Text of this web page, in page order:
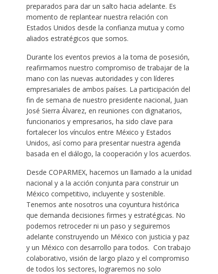
preparados para dar un salto hacia adelante. Es
momento de replantear nuestra relación con
Estados Unidos desde la confianza mutua y como
aliados estratégicos que somos.
Durante los eventos previos a la toma de posesión,
reafirmamos nuestro compromiso de trabajar de la
mano con las nuevas autoridades y con líderes
empresariales de ambos países. La participación del
fin de semana de nuestro presidente nacional, Juan
José Sierra Álvarez, en reuniones con dignatarios,
funcionarios y empresarios, ha sido clave para
fortalecer los vínculos entre México y Estados
Unidos, así como para presentar nuestra agenda
basada en el diálogo, la cooperación y los acuerdos.
Desde COPARMEX, hacemos un llamado a la unidad
nacional y a la acción conjunta para construir un
México competitivo, incluyente y sostenible.
Tenemos ante nosotros una coyuntura histórica
que demanda decisiones firmes y estratégicas. No
podemos retroceder ni un paso y seguiremos
adelante construyendo un México con justicia y paz
y un México con desarrollo para todos. Con trabajo
colaborativo, visión de largo plazo y el compromiso
de todos los sectores, lograremos no solo